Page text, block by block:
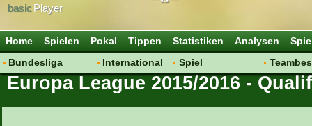
basicPlayer
Home Spielen Pokal Tippen Statistiken Analysen
Bundesliga
Hot News
International
Vereine
Spiel
Regeln & Tipps
Europa League 2015/2016 -